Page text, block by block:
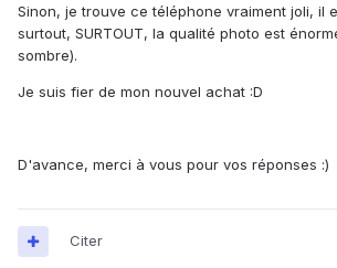
Sinon, je trouve ce téléphone vraiment joli, il
surtout, SURTOUT, la qualité photo est
sombre).
Je suis fier de mon nouvel achat :D
D'avance, merci à vous pour vos réponses :)
Citer